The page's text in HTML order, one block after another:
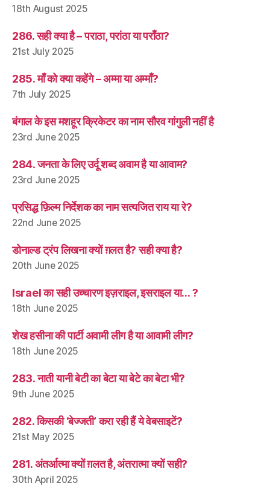
18th August 2025
286. सही क्या है – पराठा, परांठा या पराँठा?
21st July 2025
285. माँ को क्या कहेंगे – अम्मा या अम्माँ?
7th July 2025
बंगाल के इस मशहूर क्रिकेटर का नाम सौरव गांगुली नहीं है
23rd June 2025
284. जनता के लिए उर्दू शब्द अवाम है या आवाम?
23rd June 2025
प्रसिद्ध फ़िल्म निर्देशक का नाम सत्यजित राय या रे?
22nd June 2025
डोनाल्ड ट्रंप लिखना क्यों ग़लत है? सही क्या है?
20th June 2025
Israel का सही उच्चारण इज़राइल, इसराइल या… ?
18th June 2025
शेख हसीना की पार्टी अवामी लीग है या आवामी लीग?
18th June 2025
283. नाती यानी बेटी का बेटा या बेटे का बेटा भी?
9th June 2025
282. किसकी ‘बेज्जती’ करा रही हैं ये वेबसाइटें?
21st May 2025
281. अंतर्आत्मा क्यों ग़लत है, अंतरात्मा क्यों सही?
30th April 2025